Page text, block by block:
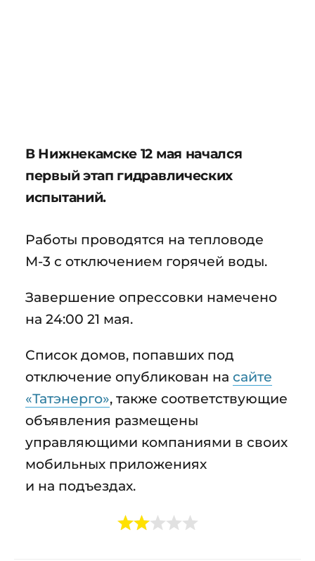
В Нижнекамске 12 мая начался
первый этап гидравлических
испытаний.
Работы проводятся на тепловоде
М-3 с отключением горячей воды.
Завершение опрессовки намечено
на 24:00 21 мая.
Список домов, попавших под
отключение опубликован на сайте
«Татэнерго», также соответствующие
объявления размещены
управляющими компаниями в своих
мобильных приложениях
и на подъездах.